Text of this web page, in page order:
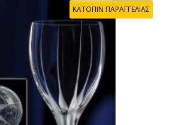
ΚΑΤΟΠΙΝ ΠΑΡΑΓΓΕΛΙΑΣ